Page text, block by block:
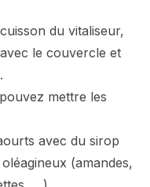
du vitaliseur,
le couvercle et
mettre les
avec du sirop
oléagineux (amandes,